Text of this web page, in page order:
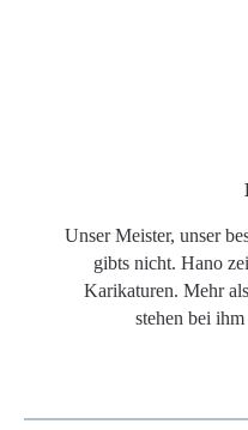
Unser Meister, unser
gibts nicht. Hano
Karikaturen. Mehr
stehen bei